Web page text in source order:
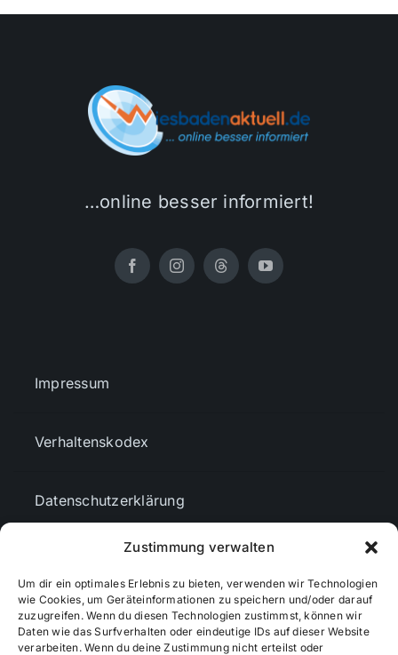
Zustimmung verwalten
Um dir ein optimales Erlebnis zu bieten, verwenden wir Technologien
wie Cookies, um Geräteinformationen zu speichern und/oder darauf
zuzugreifen. Wenn du diesen Technologien zustimmst, können wir
Daten wie das Surfverhalten oder eindeutige IDs auf dieser Website
verarbeiten. Wenn du deine Zustimmung nicht erteilst oder
…online besser informiert!
Impressum
Verhaltenskodex
Datenschutzerklärung
Cookie-Richtlinie (EU)